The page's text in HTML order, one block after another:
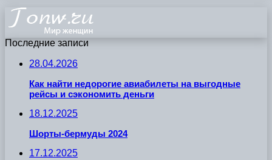
Последние записи
28.04.2026
Как найти недорогие авиабилеты на выгодные
рейсы и сэкономить деньги
18.12.2025
Шорты-бермуды 2024
17.12.2025